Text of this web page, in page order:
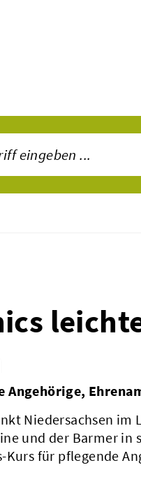
Angehörige,
Niedersachsen
und der Barmer in
für pflegende